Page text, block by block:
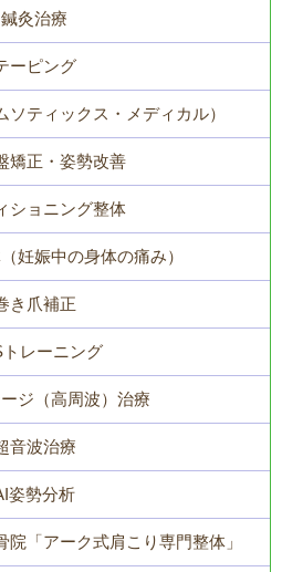
鍼灸治療
ーピング
ティックス・メディカル）
矯正・姿勢改善
ショニング整体
妊娠中の身体の痛み）
き爪補正
トレーニング
ジ（高周波）治療
音波治療
姿勢分析
「アーク式肩こり専門整体」